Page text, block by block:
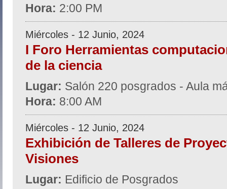
Hora: 2:00 PM
Miércoles - 12 Junio, 2024
I Foro Herramientas
de la ciencia
Lugar: Salón 220 posgrados - Aula
Hora: 8:00 AM
Miércoles - 12 Junio, 2024
Exhibición de Talleres de
Visiones
Lugar: Edificio de Posgrados